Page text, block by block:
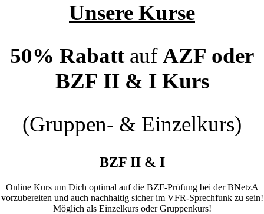
Unsere Kurse
50% Rabatt aufAZF oder
BZF II & I Kurs
(Gruppen- & Einzelkurs)
BZF II & I
Online Kurs um Dich optimal auf die BZF-Prüfung bei der BNetzA
vorzubereiten und auch nachhaltig sicher im VFR-Sprechfunk zu sein!
Möglich als Einzelkurs oder Gruppenkurs!